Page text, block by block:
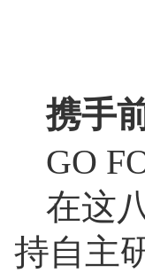
携手
GO
在这
持自主